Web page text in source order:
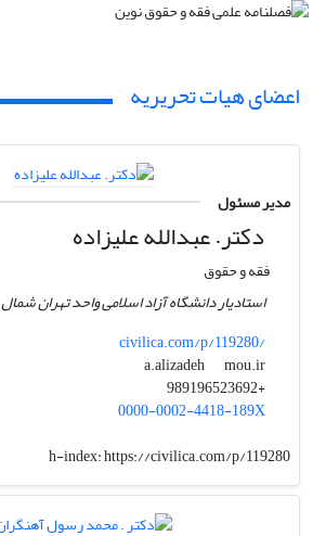
اعضای هیات تحریریه
مدیر مسئول
دکتر. عبدالله علیزاده
فقه و حقوق
استادیار دانشگاه آزاد اسلامی واحد تهران شمال
civilica.com/p/119280/
a.alizadeh
mou.ir
+989196523692
0000-0002-4418-189X
h-index:https://civilica.com/p/119280